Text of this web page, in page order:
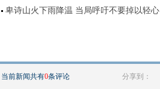
卑诗山火下雨降温 当局呼吁不要掉以轻心
当前新闻共有0条评论 分享到：